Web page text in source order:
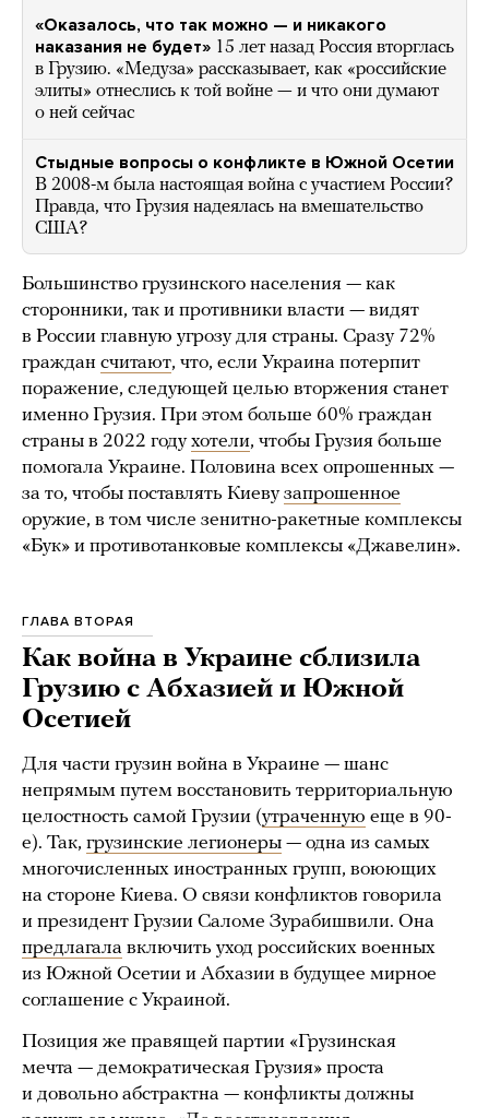
«Оказалось, что так можно — и никакого
наказания не будет» 15 лет назад Россия вторглась
в Грузию. «Медуза» рассказывает, как «российские
элиты» отнеслись к той войне — и что они думают
о ней сейчас
Стыдные вопросы о конфликте в Южной Осетии
В 2008-м была настоящая война с участием России?
Правда, что Грузия надеялась на вмешательство
США?
Большинство грузинского населения — как
сторонники, так и противники власти — видят
в России главную угрозу для страны. Сразу 72%
граждан считают, что, если Украина потерпит
поражение, следующей целью вторжения станет
именно Грузия. При этом больше 60% граждан
страны в 2022 годухотели, чтобы Грузия больше
помогала Украине. Половина всех опрошенных —
за то, чтобы поставлять Киевузапрошенное
оружие, в том числе зенитно-ракетные комплексы
«Бук» и противотанковые комплексы «Джавелин».
ГЛАВА ВТОРАЯ
Как война в Украине сблизила
Грузию с Абхазией и Южной
Осетией
Для части грузин война в Украине — шанс
непрямым путем восстановить территориальную
целостность самой Грузии (утраченную еще в 90-
е). Так, грузинские легионеры — одна из самых
многочисленных иностранных групп, воюющих
на стороне Киева. О связи конфликтов говорила
и президент Грузии Саломе Зурабишвили. Она
предлагала включить уход российских военных
из Южной Осетии и Абхазии в будущее мирное
соглашение с Украиной.
Позиция же правящей партии «Грузинская
мечта — демократическая Грузия» проста
и довольно абстрактна — конфликты должны